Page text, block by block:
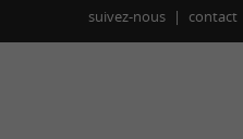
suivez-nous
contact